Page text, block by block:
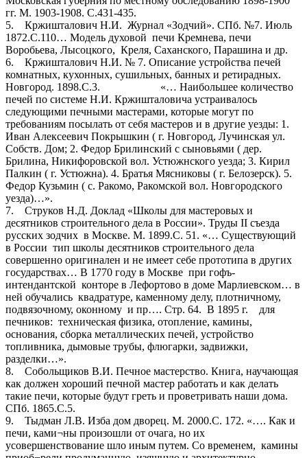
гг. М. 1903-1908. С.431-435.
5. Кржишталович Н.И. Журнал «Зодчий». СПб. №7. Июль
1872.С.110… Модель духовой печи Кремнева, печи
Воробьева, Лысоцкого, Креля, Саханского, Парашина и др.
6. Кржишталович Н.И. № 7. Описание устройства печей
комнатных, кухонных, сушильных, банных и ретирадных.
Новгород. 1898.С.3. «… Наибольшее количество
печей по системе Н.И. Кржишталовича устраивалось
следующими печными мастерами, которые могут по
требованиям посылать от себя мастеров и в другие уезды: 1.
Иван Алексеевич Покрышкин ( г. Новгород, Лучинская ул.
Собств. Дом; 2. Федор Брилинский с сыновьями ( дер.
Брилина, Никифоровской вол. Устюжнского уезда; 3. Кирил
Палкин ( г. Устюжна). 4. Братья Мясниковы ( г. Белозерск). 5.
Федор Кузьмин ( с. Ракомо, Ракомской вол. Новгородского
уезда)…».
7. Струков Н.Д. Доклад «Школы для мастеровых и
десятников строительного дела в России». Труды II съезда
русских зодчих в Москве. М. 1899.С. 51. «… Существующий
в России тип школы десятников строительного дела
совершенно оригинален и не имеет себе прототипа в других
государствах… В 1770 году в Москве при гофъ-
интендантской конторе в Лефортово в доме Марлиевском… в
ней обучались квадратуре, каменному делу, плотничному,
подвязочному, оконному и пр…. Стр. 64. В 1895 г. для
печников: техническая физика, отопление, камины,
основания, сборка металлических печей, устройство
топливника, дымовые трубы, флюгарки, задвижки,
разделки…».
8. Собольщиков В.И. Печное мастерство. Книга, научающая
как должен хороший печной мастер работать и как делать
такие печи, которые будут греть и проветривать наши дома.
СПб. 1865.С.5.
9. Тыдман Л.В. Изба дом дворец. М. 2000.С. 172. «…. Как и
печи, ками¬ны произошли от очага, но их
усовершенствование шло иным путем. Со временем, камины